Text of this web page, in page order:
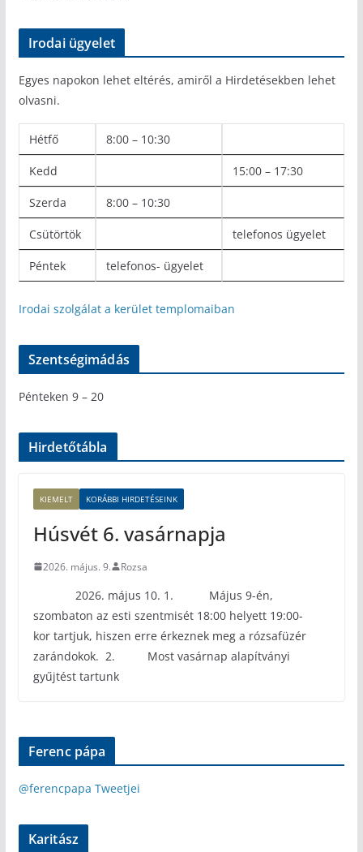
Irodai ügyelet
Egyes napokon lehet eltérés, amiről a Hirdetésekben lehet
olvasni.
Hétfő 8:00 – 10:30
Kedd 15:00 – 17:30
Szerda 8:00 – 10:30
Csütörtök telefonos ügyelet
Péntek telefonos- ügyelet
Irodai szolgálat a kerület templomaiban
Szentségimádás
Pénteken 9 – 20
Hirdetőtábla
KIEMELT KORÁBBI HIRDETÉSEINK
Húsvét 6. vasárnapja
2026. május. 9. Rozsa
2026. május 10. 1. Május 9-én,
szombaton az esti szentmisét 18:00 helyett 19:00-
kor tartjuk, hiszen erre érkeznek meg a rózsafüzér
zarándokok. 2. Most vasárnap alapítványi
gyűjtést tartunk
Ferenc pápa
@ferencpapa Tweetjei
Karitász